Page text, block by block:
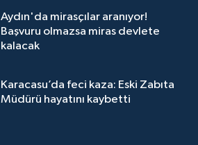
Aydın'da mirasçılar aranıyor!
Başvuru olmazsa miras devlete
kalacak
Karacasu’da feci kaza: Eski Zabıta
Müdürü hayatını kaybetti